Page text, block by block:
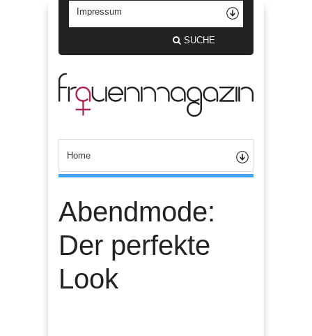
SUCHE
Abendmode:
Der perfekte
Look